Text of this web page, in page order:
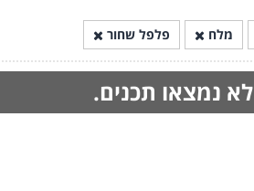
מלח פלפל שחור
לא נמצאו תכנים.